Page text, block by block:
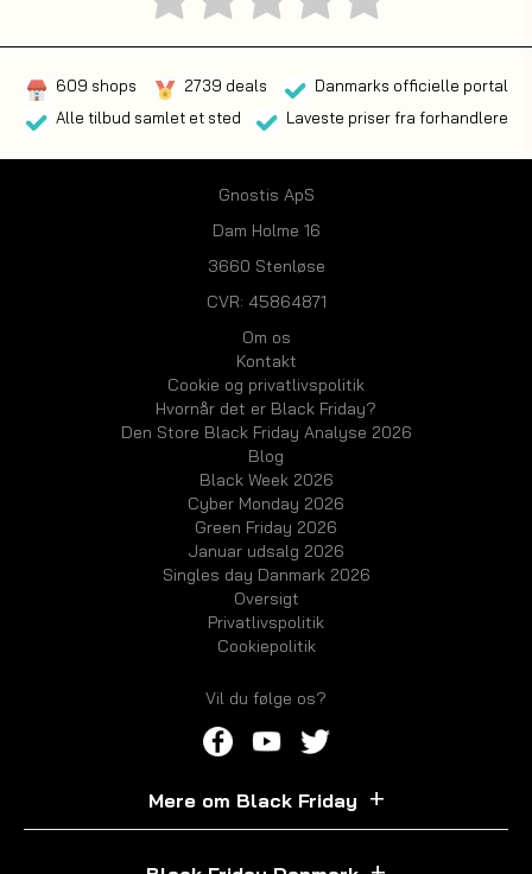
609 shops 2739 deals
Danmarks officielle portal
Alle tilbud samlet et sted
Laveste priser fra forhandlere
Gnostis ApS
Dam Holme 16
3660 Stenløse
CVR: 45864871
Om os
Kontakt
Cookie og privatlivspolitik
Hvornår det er Black Friday?
Den Store Black Friday Analyse 2026
Blog
Black Week 2026
Cyber Monday 2026
Green Friday 2026
Januar udsalg 2026
Singles day Danmark 2026
Oversigt
Privatlivspolitik
Cookiepolitik
Vil du følge os?
Mere om Black Friday